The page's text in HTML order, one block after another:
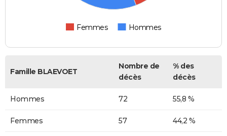
Femmes Hommes
Famille BLAEVOET
Nombre de
décès
% des
décès
Hommes 72 55,8 %
Femmes 57 44,2 %